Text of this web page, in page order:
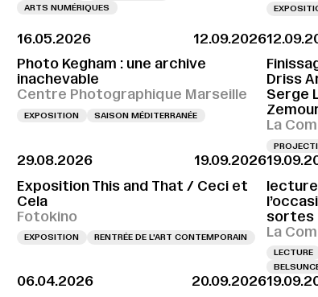
ARTS NUMÉRIQUES
16.05.2026
12.09.2026
Photo Kegham : une archive
inachevable
Centre Photographique Marseille
EXPOSITION SAISON MÉDITERRANÉE
Driss
Serge
La
29.08.2026
19.09.2026
Exposition This and That / Ceci et
Cela
Fotokino
EXPOSITION RENTRÉE DE L'ART CONTEMPORAIN
lecture
sortes
La
LECTURE
06.04.2026
20.09.2026